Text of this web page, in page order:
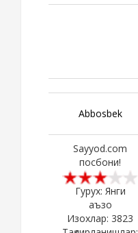
Abbosbek
Sayyod.com
посбони!
Гурух: Янги
аъзо
Изохлар: 3823